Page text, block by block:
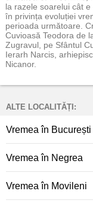
la razele soarelui cât
în privința evoluției
perioada următoare.
Cuvioasă Teodora de
Zugravul, pe Sfântul
Ierarh Narcis,
Nicanor.
ALTE LOCALITĂȚI:
Vremea în București
Vremea în Negrea
Vremea în Movileni